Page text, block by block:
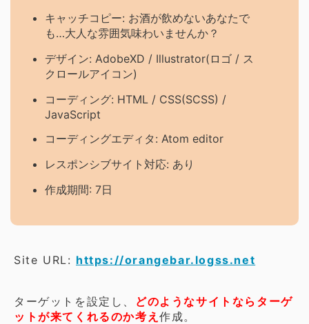
キャッチコピー: お酒が飲めないあなたで
も…大人な雰囲気味わいませんか？
デザイン: AdobeXD / Illustrator(ロゴ / ス
クロールアイコン)
コーディング: HTML / CSS(SCSS) /
JavaScript
コーディングエディタ: Atom editor
レスポンシブサイト対応: あり
作成期間: 7日
Site URL: https://orangebar.logss.net
ターゲットを設定し、 どのようなサイトならターゲ
ットが来てくれるのか考え作成。